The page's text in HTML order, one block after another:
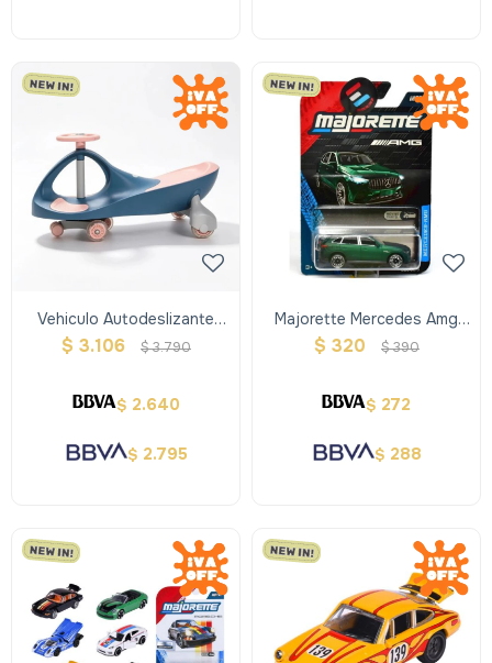
Vehiculo Autodeslizante
Plasmacar
$ 3.106 $3.790
$ 2.640
$ 2.795
Majorette Mercedes Amg
Premium Cars
$ 320 $390
$ 272
$ 288